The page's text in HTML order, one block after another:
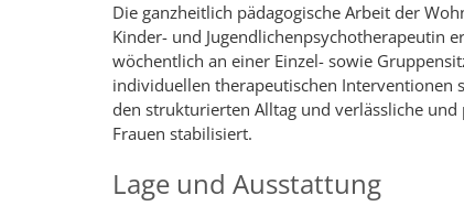
Die ganzheitlich pädagogische Arbeit der
Kinder- und Jugendlichenpsychotherapeutin
wöchentlich an einer Einzel- sowie
individuellen therapeutischen Interventionen
den strukturierten Alltag und verlässliche
Frauen stabilisiert.
Lage und Ausstattung